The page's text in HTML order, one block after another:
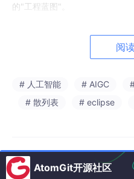
的"工程蓝图"。
第三步：上传开题报告
告"的按钮，支持doc
x格式
么还要上传自己的开题报告？
作笔记，他接着往下干，而不是
阅
# 人工智能 # AIGC
# 散列表
# eclipse
AtomGit开源社区